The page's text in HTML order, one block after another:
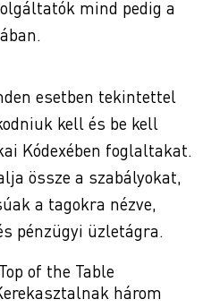
mind pedig a
esetben tekintettel
kell és be kell
Kódexében foglaltakat.
össze a szabályokat,
a tagokra nézve,
pénzügyi üzletágra.
of the Table
három